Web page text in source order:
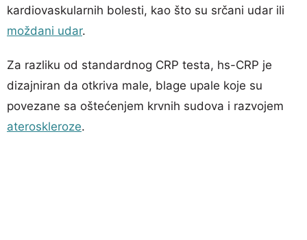
kardiovaskularnih bolesti, kao što su srčani udar ili
moždani udar.
Za razliku od standardnog CRP testa, hs-CRP je
dizajniran da otkriva male, blage upale koje su
povezane sa oštećenjem krvnih sudova i razvojem
ateroskleroze.